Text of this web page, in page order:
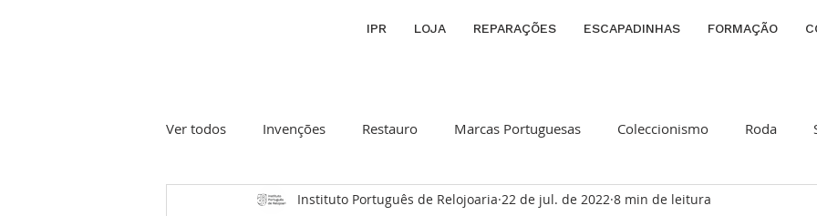
IPR LOJA REPARAÇÕES ESCAPADINHAS FORMAÇÃO
Ver todos Invenções Restauro Marcas Portuguesas Coleccionismo Roda
Entrevista Destaque Principal Série Solares Série Grandes
Instituto Português de Relojoaria 22 de jul. de 2022 8 min de leitura